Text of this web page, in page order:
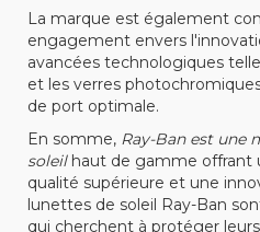
La marque est également
engagement envers
avancées technologiques
et les verres
de port optimale.
En somme, Ray-Ban est une
soleilhaut de gamme offrant
qualité supérieure et une
lunettes de soleil Ray-Ban
qui cherchent à protéger